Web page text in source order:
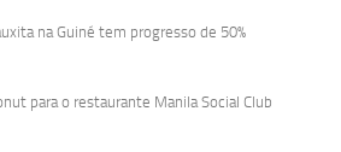
na Guiné tem progresso de 50%
para o restaurante Manila Social Club